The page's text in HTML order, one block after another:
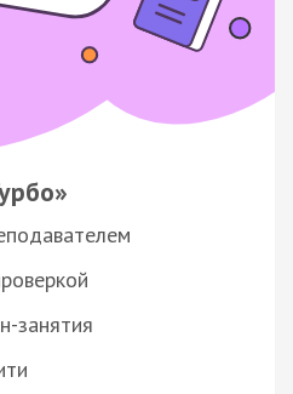
занятия